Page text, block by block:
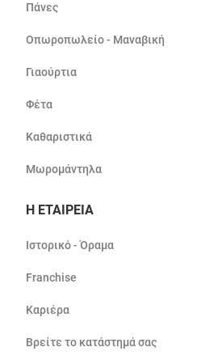
Πάνες
Οπωροπωλείο - Μαναβική
Γιαούρτια
Φέτα
Καθαριστικά
Μωρομάντηλα
Η ΕΤΑΙΡΕΙΑ
Ιστορικό - Όραμα
Franchise
Καριέρα
Βρείτε το κατάστημά σας